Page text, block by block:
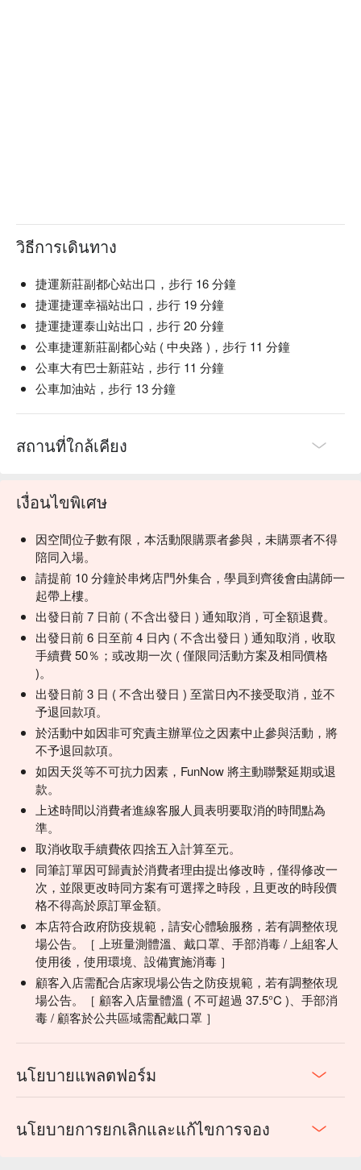
วิธีการเดินทาง
捷運新莊副都心站出口，步行 16 分鐘
捷運捷運幸福站出口，步行 19 分鐘
捷運捷運泰山站出口，步行 20 分鐘
公車捷運新莊副都心站 ( 中央路 )，步行 11 分鐘
公車大有巴士新莊站，步行 11 分鐘
公車加油站，步行 13 分鐘
สถานที่ใกล้เคียง
เงื่อนไขพิเศษ
因空間位子數有限，本活動限購票者參與，未購票者不得
陪同入場。
請提前 10 分鐘於串烤店門外集合，學員到齊後會由講師一
起帶上樓。
出發日前 7 日前 ( 不含出發日 ) 通知取消，可全額退費。
出發日前 6 日至前 4 日內 ( 不含出發日 ) 通知取消，收取
手續費 50％；或改期一次 ( 僅限同活動方案及相同價格
)。
出發日前 3 日 ( 不含出發日 ) 至當日內不接受取消，並不
予退回款項。
於活動中如因非可究責主辦單位之因素中止參與活動，將
不予退回款項。
如因天災等不可抗力因素，FunNow 將主動聯繫延期或退
款。
上述時間以消費者進線客服人員表明要取消的時間點為
準。
取消收取手續費依四捨五入計算至元。
同筆訂單因可歸責於消費者理由提出修改時，僅得修改一
次，並限更改時同方案有可選擇之時段，且更改的時段價
格不得高於原訂單金額。
本店符合政府防疫規範，請安心體驗服務，若有調整依現
場公告。［ 上班量測體溫、戴口罩、手部消毒 / 上組客人
使用後，使用環境、設備實施消毒 ］
顧客入店需配合店家現場公告之防疫規範，若有調整依現
場公告。［ 顧客入店量體溫 ( 不可超過 37.5°C )、手部消
毒 / 顧客於公共區域需配戴口罩 ］
นโยบายแพลตฟอร์ม
นโยบายการยกเลิกและแก้ไขการจอง